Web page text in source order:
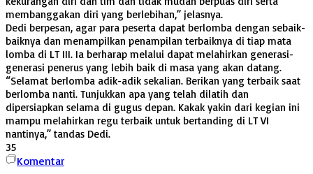
membanggakan diri yang berlebihan,” jelasnya.
Dedi berpesan, agar para peserta dapat berlomba dengan sebaik-
baiknya dan menampilkan penampilan terbaiknya di tiap mata
lomba di LT III. Ia berharap melalui dapat melahirkan generasi-
generasi penerus yang lebih baik di masa yang akan datang.
“Selamat berlomba adik-adik sekalian. Berikan yang terbaik saat
berlomba nanti. Tunjukkan apa yang telah dilatih dan
dipersiapkan selama di gugus depan. Kakak yakin dari kegian ini
mampu melahirkan regu terbaik untuk bertanding di LT VI
nantinya,” tandas Dedi.
35
Komentar